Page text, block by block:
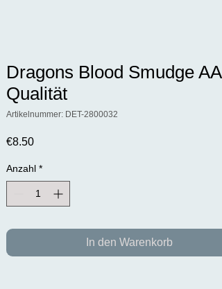
Dragons Blood Smudge AA
Qualität
Artikelnummer: DET-2800032
€8.50Preis
Anzahl *
In den Warenkorb